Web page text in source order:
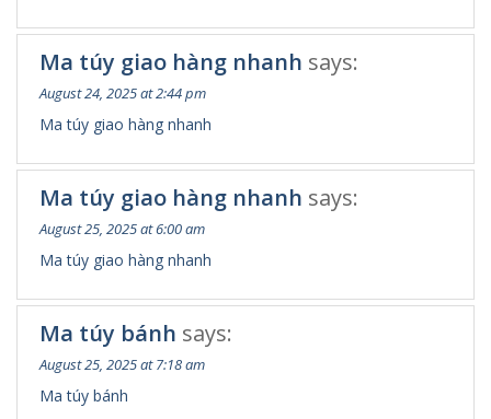
Ma túy giao hàng nhanh says:
August 24, 2025 at 2:44 pm
Ma túy giao hàng nhanh
Ma túy giao hàng nhanh says:
August 25, 2025 at 6:00 am
Ma túy giao hàng nhanh
Ma túy bánh says:
August 25, 2025 at 7:18 am
Ma túy bánh